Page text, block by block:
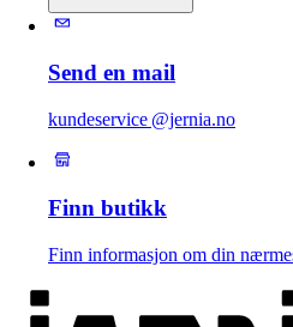
Send en mail
kundeservice @jernia.no
Finn butikk
Finn informasjon om din